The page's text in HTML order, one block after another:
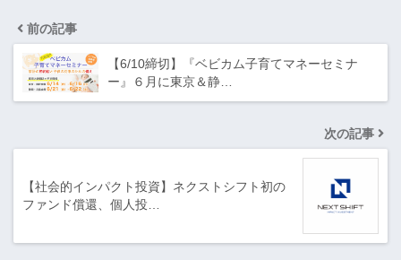
前の記事
【6/10締切】『ベビカム子育てマネーセミナ
ー』６月に東京＆静…
次の記事
【社会的インパクト投資】ネクストシフト初の
ファンド償還、個人投…